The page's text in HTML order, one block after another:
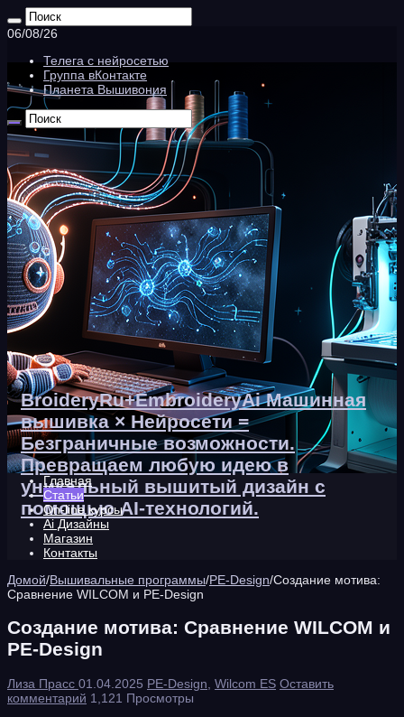
06/08/26
Телега с нейросетью
Группа вКонтакте
Планета Вышивония
BroideryRu+EmbroideryAi Машинная
вышивка × Нейросети =
Безграничные возможности.
Превращаем любую идею в
уникальный вышитый дизайн с
помощью AI-технологий.
Главная
Статьи
On-line курсы
Ai Дизайны
Магазин
Контакты
Домой/Вышивальные программы/PE-Design/Создание мотива:
Сравнение WILCOM и PE-Design
Создание мотива: Сравнение WILCOM и
PE-Design
Лиза Прасс 01.04.2025 PE-Design Wilcom ES Оставить
комментарий 1,121 Просмотры